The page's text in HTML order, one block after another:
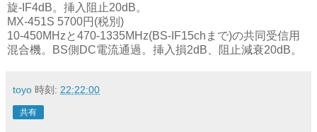
旋-IF4dB。挿入阻止20dB。
MX-451S 5700円(税別)
10-450MHzと470-1335MHz(BS-IF15chまで)の共同受信用
混合機。BS側DC電流通過。挿入損2dB、阻止減衰20dB。
toyo 時刻: 22:22:00
共有